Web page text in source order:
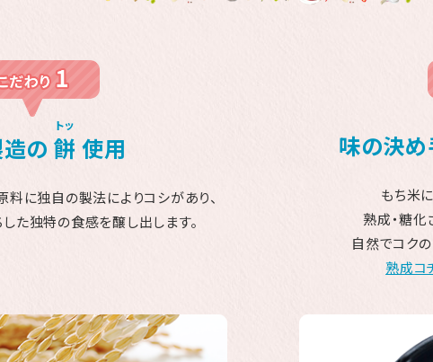
の 餅
トッ
使用
料に独自の製法によりコシがあり、
た独特の食感を醸し出します。
味の決め
もち米
熟成・糖化
自然でコク
熟成コ